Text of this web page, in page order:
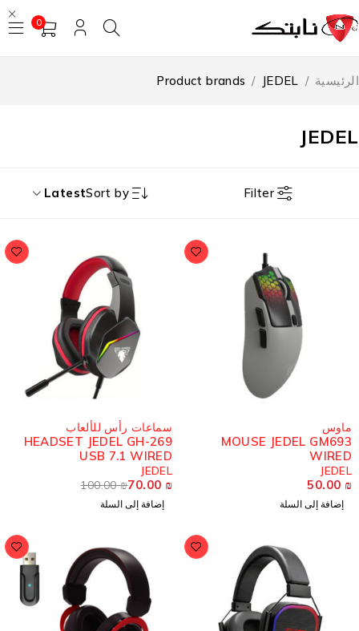
0
/
Product brands JEDEL
Filter
Sort by
Latest
ماوس
MOUSE JEDEL GM693
WIRED
JEDEL
50.00
إضافة إلى السلة
سماعات رأس للألعاب
HEADSET JEDEL GH-269
USB 7.1 WIRED
JEDEL
100.00₪70.00
إضافة إلى السلة